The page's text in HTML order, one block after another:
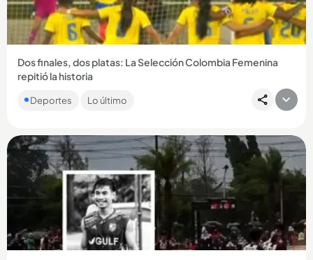
Dos finales, dos platas: La Selección Colombia Femenina
repitió la historia
escapar la ventaja y la presea dorada se definió desde el
Deportes Lo último
Compartir Noticia